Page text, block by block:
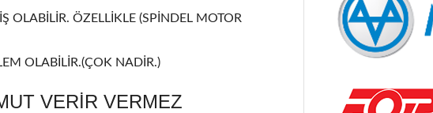
OLABİLİR. ÖZELLİKLE (SPİNDEL MOTOR
OLABİLİR.(ÇOK NADİR.)
VERİR VERMEZ